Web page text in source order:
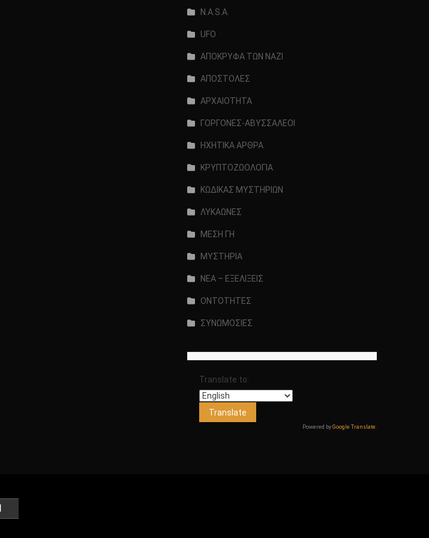
N.A.S.A.
UFO
ΑΠΟΚΡΥΦΑ ΤΩΝ ΝΑΖΙ
ΑΠΟΣΤΟΛΕΣ
ΑΡΧΑΙΟΤΗΤΑ
ΓΟΡΓΟΝΕΣ-ΑΒΥΣΣΑΛΕΟΙ
ΗΧΗΤΙΚΑ ΑΡΘΡΑ
ΚΡΥΠΤΟΖΩΟΛΟΓΙΑ
ΚΩΔΙΚΑΣ ΜΥΣΤΗΡΙΩΝ
ΛΥΚΑΩΝΕΣ
ΜΕΣΗ ΓΗ
ΜΥΣΤΗΡΙΑ
ΝΕΑ – ΕΞΕΛΙΞΕΙΣ
ΟΝΤΟΤΗΤΕΣ
ΣΥΝΩΜΟΣΙΕΣ
Translate to:
Powered by Google Translate .